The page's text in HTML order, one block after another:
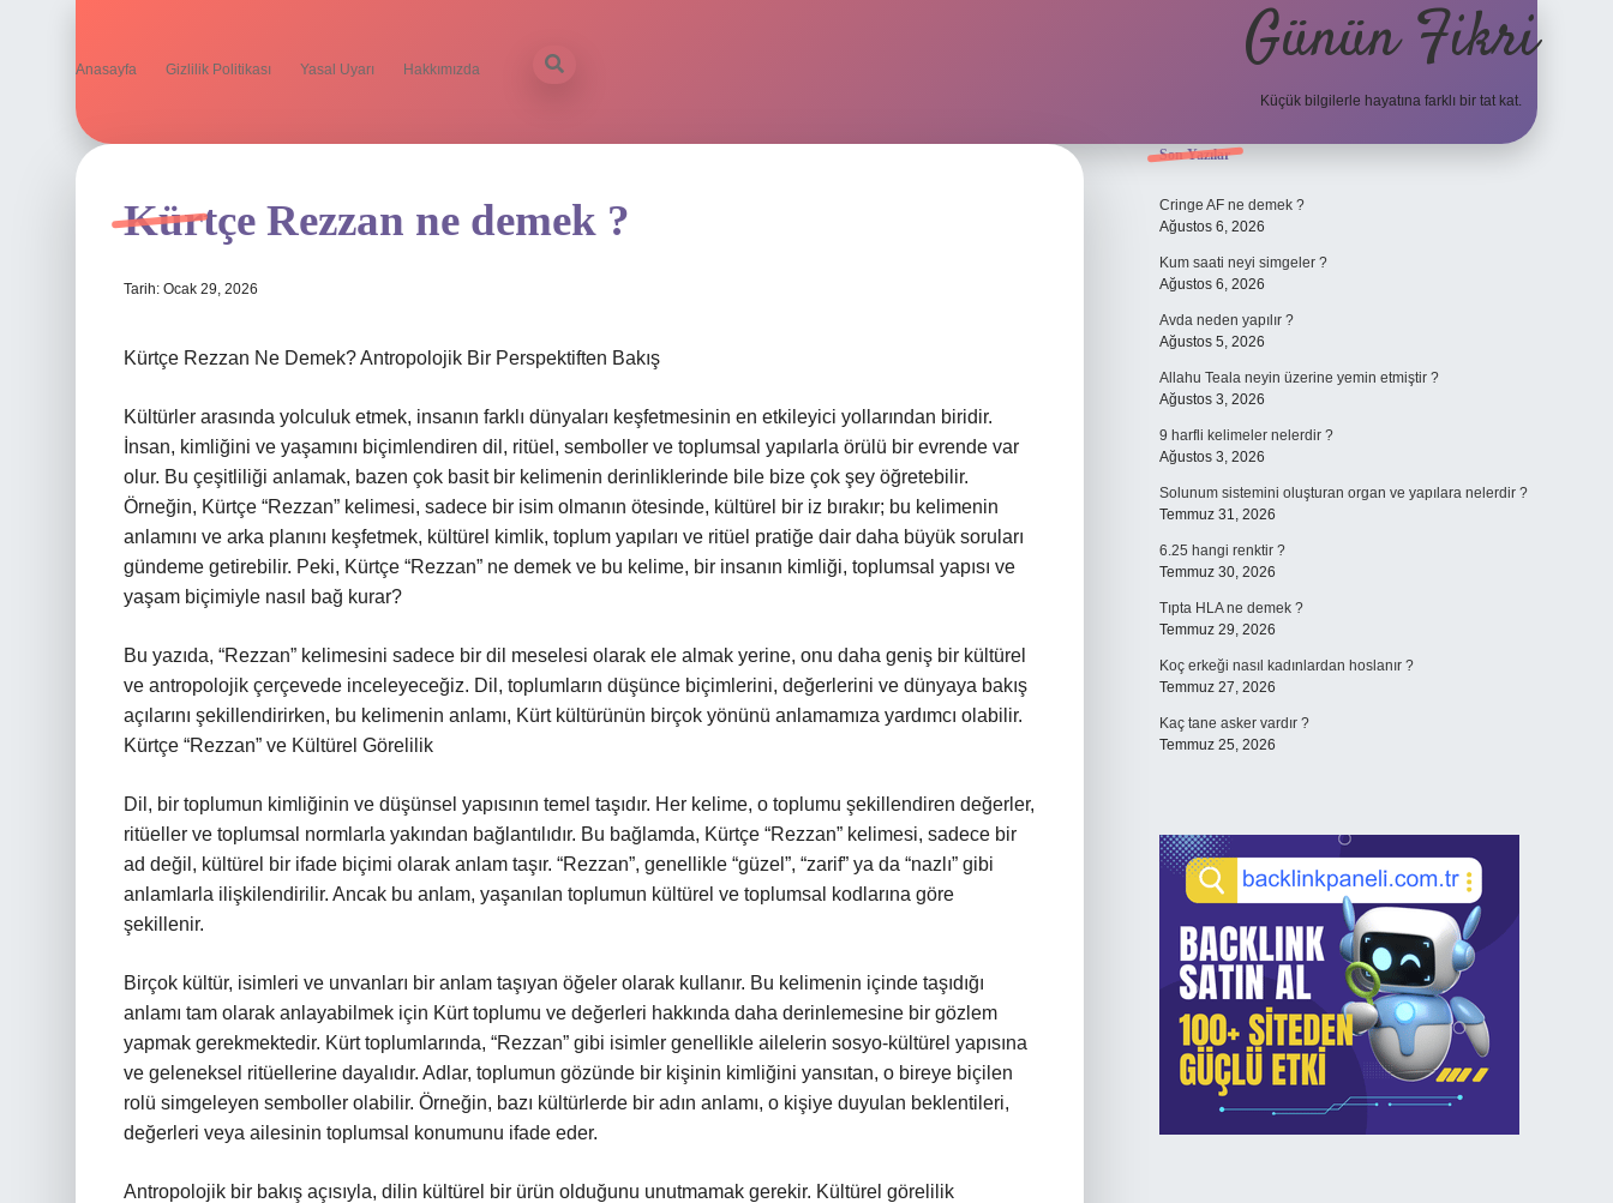
Anasayfa Gizlilik Politikası Yasal Uyarı Hakkımızda Günün Fikri
Küçük bilgilerle hayatına farklı bir tat kat.
Kürtçe Rezzan ne demek ?
Tarih: Ocak 29, 2026
Kürtçe Rezzan Ne Demek? Antropolojik Bir Perspektiften Bakış
Kültürler arasında yolculuk etmek, insanın farklı dünyaları keşfetmesinin en etkileyici yollarından biridir.
İnsan, kimliğini ve yaşamını biçimlendiren dil, ritüel, semboller ve toplumsal yapılarla örülü bir evrende var
olur. Bu çeşitliliği anlamak, bazen çok basit bir kelimenin derinliklerinde bile bize çok şey öğretebilir.
Örneğin, Kürtçe “Rezzan” kelimesi, sadece bir isim olmanın ötesinde, kültürel bir iz bırakır; bu kelimenin
anlamını ve arka planını keşfetmek, kültürel kimlik, toplum yapıları ve ritüel pratiğe dair daha büyük soruları
gündeme getirebilir. Peki, Kürtçe “Rezzan” ne demek ve bu kelime, bir insanın kimliği, toplumsal yapısı ve
yaşam biçimiyle nasıl bağ kurar?
Bu yazıda, “Rezzan” kelimesini sadece bir dil meselesi olarak ele almak yerine, onu daha geniş bir kültürel
ve antropolojik çerçevede inceleyeceğiz. Dil, toplumların düşünce biçimlerini, değerlerini ve dünyaya bakış
açılarını şekillendirirken, bu kelimenin anlamı, Kürt kültürünün birçok yönünü anlamamıza yardımcı olabilir.
Kürtçe “Rezzan” ve Kültürel Görelilik
Dil, bir toplumun kimliğinin ve düşünsel yapısının temel taşıdır. Her kelime, o toplumu şekillendiren değerler,
ritüeller ve toplumsal normlarla yakından bağlantılıdır. Bu bağlamda, Kürtçe “Rezzan” kelimesi, sadece bir
ad değil, kültürel bir ifade biçimi olarak anlam taşır. “Rezzan”, genellikle “güzel”, “zarif” ya da “nazlı” gibi
anlamlarla ilişkilendirilir. Ancak bu anlam, yaşanılan toplumun kültürel ve toplumsal kodlarına göre
şekillenir.
Birçok kültür, isimleri ve unvanları bir anlam taşıyan öğeler olarak kullanır. Bu kelimenin içinde taşıdığı
anlamı tam olarak anlayabilmek için Kürt toplumu ve değerleri hakkında daha derinlemesine bir gözlem
yapmak gerekmektedir. Kürt toplumlarında, “Rezzan” gibi isimler genellikle ailelerin sosyo-kültürel yapısına
ve geleneksel ritüellerine dayalıdır. Adlar, toplumun gözünde bir kişinin kimliğini yansıtan, o bireye biçilen
rolü simgeleyen semboller olabilir. Örneğin, bazı kültürlerde bir adın anlamı, o kişiye duyulan beklentileri,
değerleri veya ailesinin toplumsal konumunu ifade eder.
Antropolojik bir bakış açısıyla, dilin kültürel bir ürün olduğunu unutmamak gerekir. Kültürel görelilik
Sidebar
Son Yazılar
Cringe AF ne demek ?
Ağustos 6, 2026
Kum saati neyi simgeler ?
Ağustos 6, 2026
Avda neden yapılır ?
Ağustos 5, 2026
Allahu Teala neyin üzerine yemin etmiştir ?
Ağustos 3, 2026
9 harfli kelimeler nelerdir ?
Ağustos 3, 2026
Solunum sistemini oluşturan organ ve yapılara nelerdir ?
Temmuz 31, 2026
6.25 hangi renktir ?
Temmuz 30, 2026
Tıpta HLA ne demek ?
Temmuz 29, 2026
Koç erkeği nasıl kadınlardan hoslanır ?
Temmuz 27, 2026
Kaç tane asker vardır ?
Temmuz 25, 2026